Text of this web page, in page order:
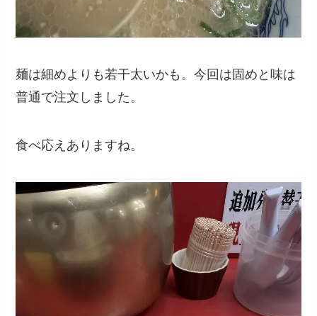
麺は細めよりも若干太いかも。今回は固めと味は
普通で注文しました。
食べ応えありますね。